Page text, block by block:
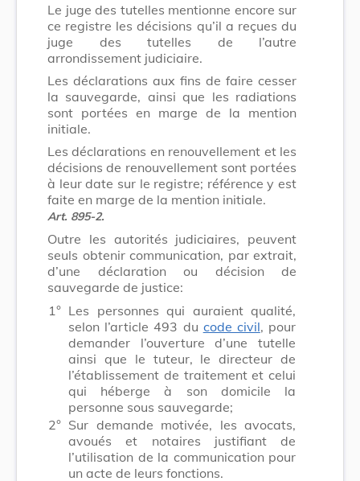
Le juge des tutelles mentionne encore sur
ce registre les décisions qu’il a reçues du
juge des tutelles de l’autre
arrondissement judiciaire.
Les déclarations aux fins de faire cesser
la sauvegarde, ainsi que les radiations
sont portées en marge de la mention
initiale.
Les déclarations en renouvellement et les
décisions de renouvellement sont portées
à leur date sur le registre; référence y est
faite en marge de la mention initiale.
Art. 895-2.
Outre les autorités judiciaires, peuvent
seuls obtenir communication, par extrait,
d’une déclaration ou décision de
sauvegarde de justice:
1° Les personnes qui auraient qualité,
selon l’article 493 du code civil, pour
demander l’ouverture d’une tutelle
ainsi que le tuteur, le directeur de
l’établissement de traitement et celui
qui héberge à son domicile la
personne sous sauvegarde;
2° Sur demande motivée, les avocats,
avoués et notaires justifiant de
l’utilisation de la communication pour
un acte de leurs fonctions.